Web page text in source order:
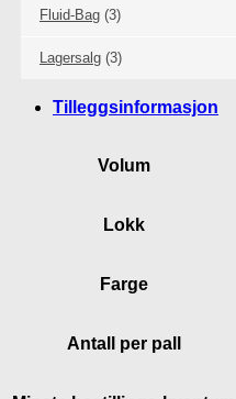
Fluid-Bag (3)
Lagersalg (3)
Tilleggsinformasjon
Volum
Lokk
Farge
Antall per pall